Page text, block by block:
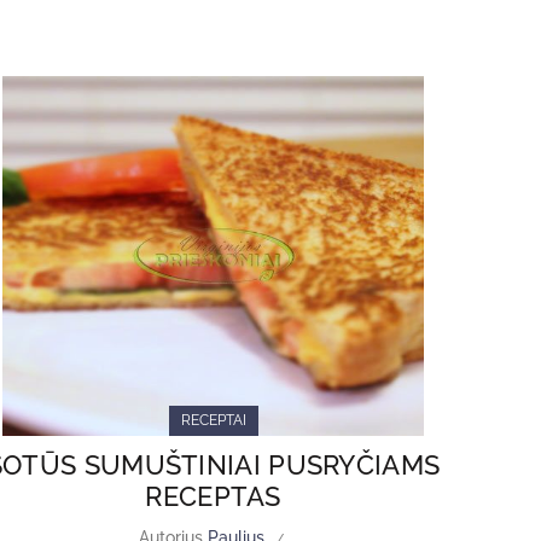
RECEPTAI
SUMUŠTINIAI PUSRYČIAMS
RECEPTAS